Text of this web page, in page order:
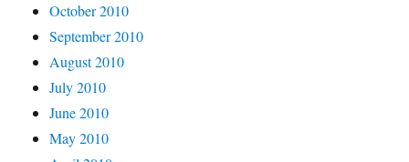
October 2010
September 2010
August 2010
July 2010
June 2010
May 2010